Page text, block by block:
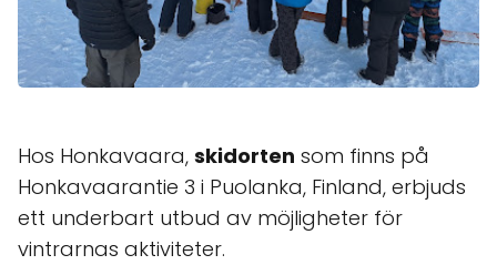
Hos Honkavaara, skidorten som finns på
Honkavaarantie 3 i Puolanka, Finland, erbjuds
ett underbart utbud av möjligheter för
vintrarnas aktiviteter.